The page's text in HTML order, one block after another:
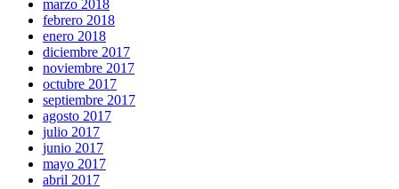
marzo 2018
febrero 2018
enero 2018
diciembre 2017
noviembre 2017
octubre 2017
septiembre 2017
agosto 2017
julio 2017
junio 2017
mayo 2017
abril 2017